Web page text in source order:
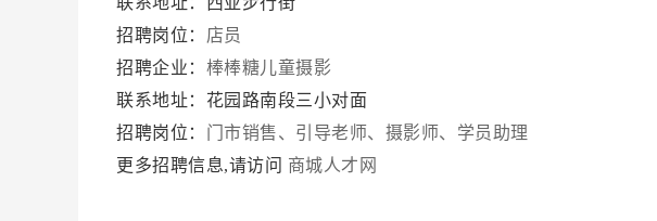
招聘岗位： 店员
招聘企业： 棒棒糖儿童摄影
联系地址：花园路南段三小对面
招聘岗位： 门市销售、引导老师、摄影师、学员助理
更多招聘信息,请访问 商城人才网